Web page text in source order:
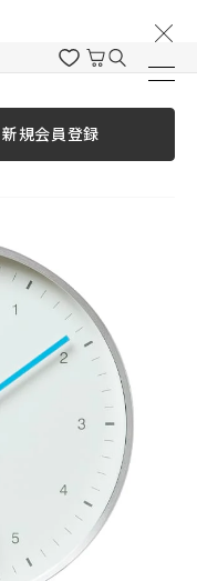
停止について
規会員登録
覧